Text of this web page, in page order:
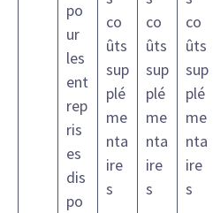
po
ur
les
ent
rep
ris
es
dis
po
co
ûts
sup
plé
me
nta
ire
s
co
ûts
sup
plé
me
nta
ire
s
co
ûts
sup
plé
me
nta
ire
s